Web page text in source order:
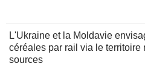
L'Ukraine et la Moldavie
céréales par rail via le territoire
sources